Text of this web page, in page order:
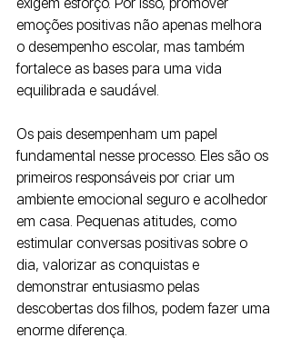
exigem esforço. Por isso, promover
emoções positivas não apenas melhora
o desempenho escolar, mas também
fortalece as bases para uma vida
equilibrada e saudável.
Os pais desempenham um papel
fundamental nesse processo. Eles são os
primeiros responsáveis por criar um
ambiente emocional seguro e acolhedor
em casa. Pequenas atitudes, como
estimular conversas positivas sobre o
dia, valorizar as conquistas e
demonstrar entusiasmo pelas
descobertas dos filhos, podem fazer uma
enorme diferença.